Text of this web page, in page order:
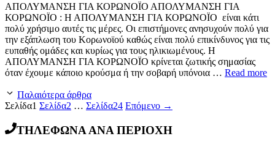
ΑΠΟΛΥΜΑΝΣΗ ΓΙΑ ΚΟΡΩΝΟΪΟ ΑΠΟΛΥΜΑΝΣΗ ΓΙΑ
ΚΟΡΩΝΟΪΟ : Η ΑΠΟΛΥΜΑΝΣΗ ΓΙΑ ΚΟΡΩΝΟΪΟ είναι κάτι
πολύ χρήσιμο αυτές τις μέρες. Οι επιστήμονες ανησυχούν πολύ για
την εξάπλωση του Κορωνοϊού καθώς είναι πολύ επικίνδυνος για τις
ευπαθής ομάδες και κυρίως για τους ηλικιωμένους. Η
ΑΠΟΛΥΜΑΝΣΗ ΓΙΑ ΚΟΡΩΝΟΪΟ κρίνεται ζωτικής σημασίας
όταν έχουμε κάποιο κρούσμα ή την σοβαρή υπόνοια … Read more
Παλαιότερα άρθρα
Σελίδα1 Σελίδα2 … Σελίδα24 Επόμενο →
ΤΗΛΕΦΩΝΑ ΑΝΑ ΠΕΡΙΟΧΗ